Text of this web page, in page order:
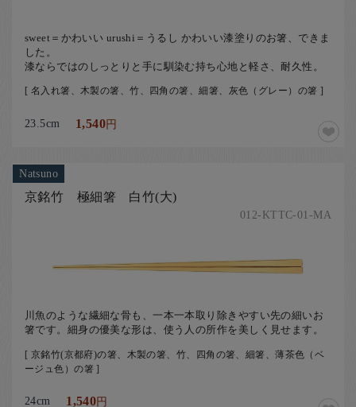
sweet＝かわいい urushi＝うるし かわいい漆塗りのお箸、できま
した。
漆ならではのしっとりと手に馴染む持ち心地と軽さ、耐久性。
[ 名入れ箸、木製の箸、竹、四角の箸、細箸、灰色（グレー）の箸 ]
23.5cm 1,540円
Natsuno
京銘竹 極細箸 白竹(大)
012-KTTC-01-MA
川魚のような繊細な骨も、一本一本取り除きやすい先の細いお
箸です。細身の優美な形は、使う人の所作を美しく見せます。
[ 京銘竹(京都府)の箸、木製の箸、竹、四角の箸、細箸、薄茶色（ベ
ージュ色）の箸 ]
24cm 1,540円